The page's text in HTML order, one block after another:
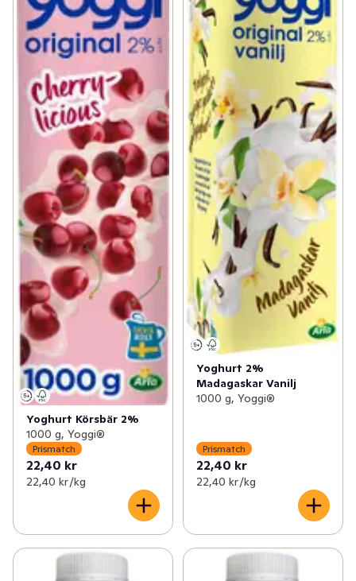
Yoghurt Körsbär 2%
1000 g, Yoggi®
Prismatch
22,40 kr
22,40 kr /kg
Yoghurt 2%
Madagaskar Vanilj
1000 g, Yoggi®
Prismatch
22,40 kr
22,40 kr /kg